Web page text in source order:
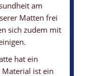
am
Matten frei
sich zudem mit
hat ein
Material ist ein